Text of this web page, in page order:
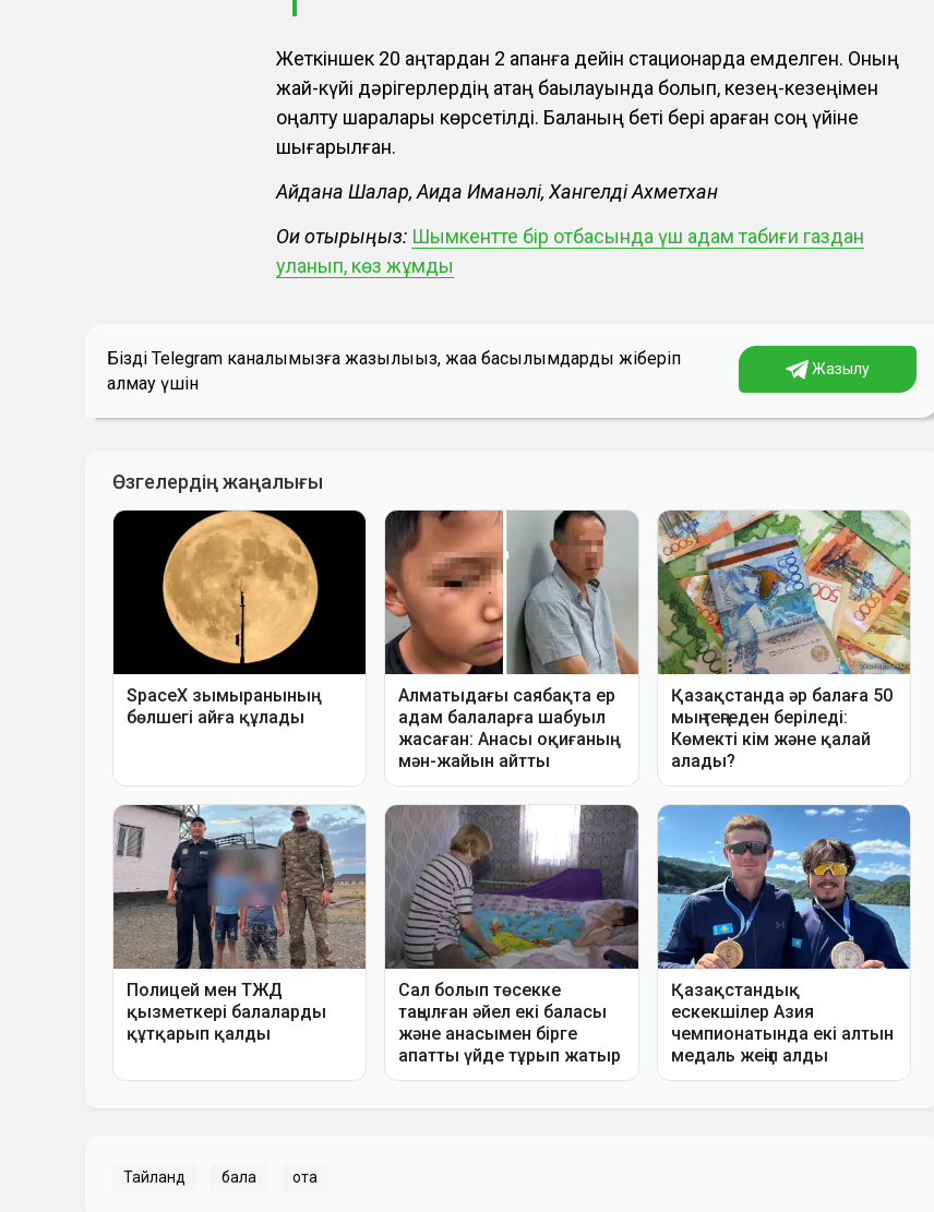
Жеткіншек 20 қаңтардан 2 ақпанға дейін стационарда емделген. Оның
жай-күйі дәрігерлердің қатаң бақылауында болып, кезең-кезеңімен
оңалту шаралары көрсетілді. Баланың беті бері қараған соң үйіне
шығарылған.
Айдана Шалқар, Аида Иманәлі, Хангелді Ахметхан
Оқи отырыңыз: Шымкентте бір отбасында үш адам табиғи газдан
уланып, көз жұмды
Біздің Telegram каналымызға жазылыңыз, жаңа басылымдарды жіберіп
алмау үшін
Жазылу
Тайланд бала ота